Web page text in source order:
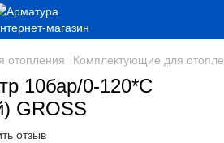
отопления Комплектующие для
10бар/0-120*С
GROSS
отзыв